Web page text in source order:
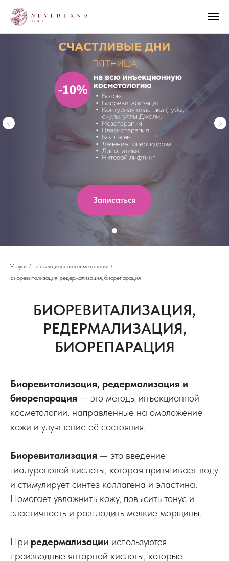
Записаться
Услуги / Инъекционная косметология /
Биоревитализация, редермализация, биорепарация
БИОРЕВИТАЛИЗАЦИЯ,
РЕДЕРМАЛИЗАЦИЯ,
БИОРЕПАРАЦИЯ
Биоревитализация, редермализация и
биорепарация — это методы инъекционной
косметологии, направленные на омоложение
кожи и улучшение её состояния.
Биоревитализация — это введение
гиалуроновой кислоты, которая притягивает воду
и стимулирует синтез коллагена и эластина.
Помогает увлажнить кожу, повысить тонус и
эластичность и разгладить мелкие морщины.
При редермализации используются
производные янтарной кислоты, которые